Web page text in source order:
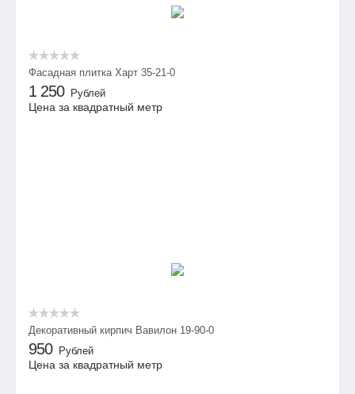
Фасадная плитка Харт 35-21-0
1 250 Рублей
Цена за квадратный метр
Декоративный кирпич Вавилон 19-90-0
950 Рублей
Цена за квадратный метр